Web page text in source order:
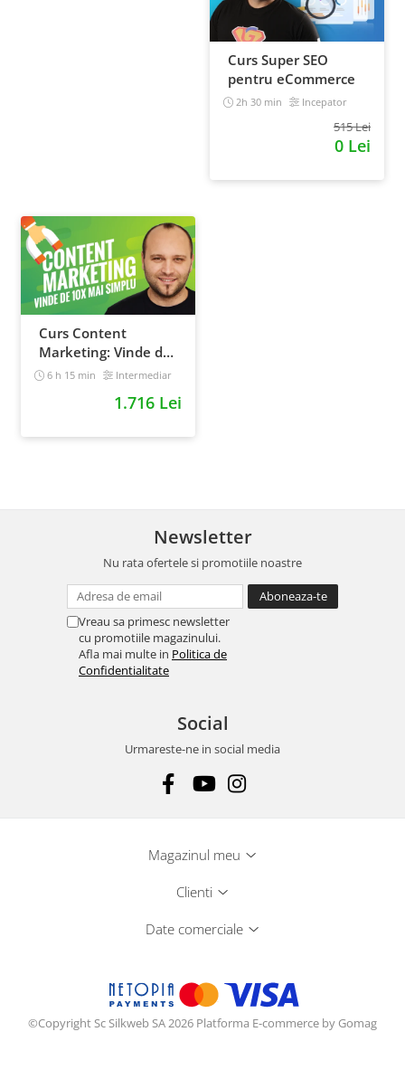
Curs Super SEO
pentru eCommerce
2h 30 min Incepator
515 Lei
0 Lei
Curs Content
Marketing: Vinde de
10x mai simplu
6 h 15 min Intermediar
1.716 Lei
Newsletter
Nu rata ofertele si promotiile noastre
Vreau sa primesc newsletter
cu promotiile magazinului.
Afla mai multe in Politica de
Confidentialitate
Social
Urmareste-ne in social media
Magazinul meu
Clienti
Date comerciale
©Copyright Sc Silkweb SA 2026 Platforma E-commerce by Gomag